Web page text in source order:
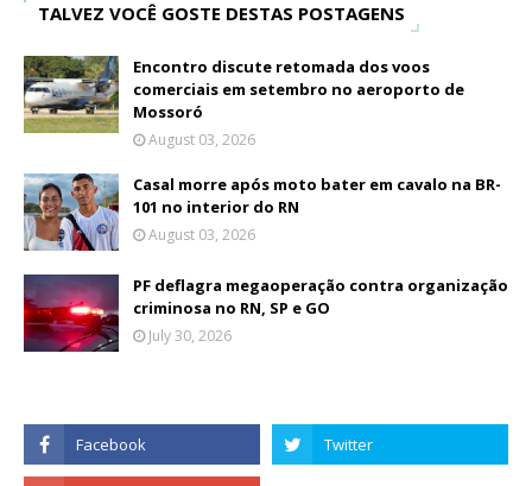
TALVEZ VOCÊ GOSTE DESTAS POSTAGENS
Encontro discute retomada dos voos
comerciais em setembro no aeroporto de
Mossoró
August 03, 2026
Casal morre após moto bater em cavalo na BR-
101 no interior do RN
August 03, 2026
PF deflagra megaoperação contra organização
criminosa no RN, SP e GO
July 30, 2026